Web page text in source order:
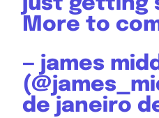
More to
— james
de janeiro